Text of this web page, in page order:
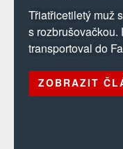
Třiatřicetiletý muž
s
transportoval do
ZOBRAZIT